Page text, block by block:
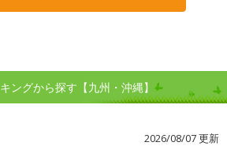
ングから探す【九州・沖縄】
2026/08/07 更新